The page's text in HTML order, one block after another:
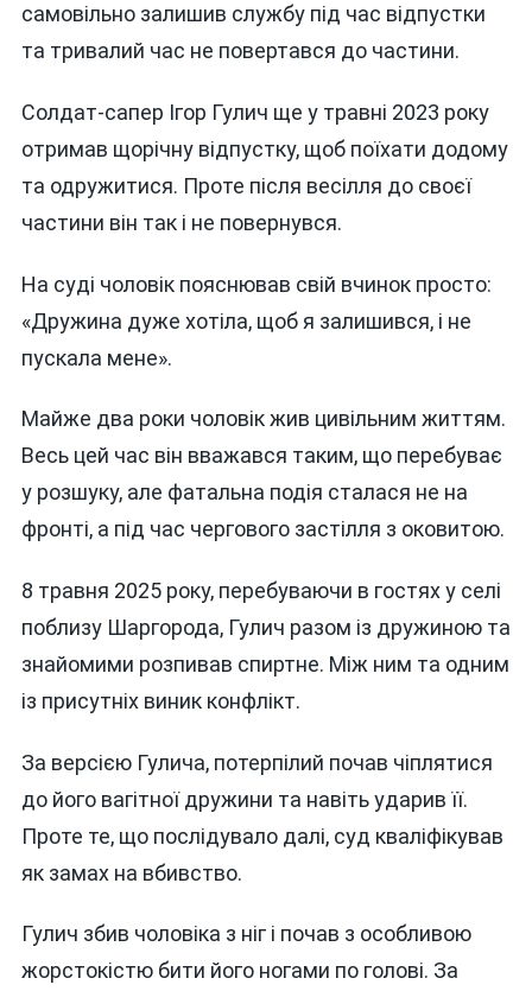
самовільно залишив службу під час відпустки
та тривалий час не повертався до частини.
Солдат-сапер Ігор Гулич ще у травні 2023 року
отримав щорічну відпустку, щоб поїхати додому
та одружитися. Проте після весілля до своєї
частини він так і не повернувся.
На суді чоловік пояснював свій вчинок просто:
«Дружина дуже хотіла, щоб я залишився, і не
пускала мене».
Майже два роки чоловік жив цивільним життям.
Весь цей час він вважався таким, що перебуває
у розшуку, але фатальна подія сталася не на
фронті, а під час чергового застілля з оковитою.
8 травня 2025 року, перебуваючи в гостях у селі
поблизу Шаргорода, Гулич разом із дружиною та
знайомими розпивав спиртне. Між ним та одним
із присутніх виник конфлікт.
За версією Гулича, потерпілий почав чіплятися
до його вагітної дружини та навіть ударив її.
Проте те, що послідувало далі, суд кваліфікував
як замах на вбивство.
Гулич збив чоловіка з ніг і почав з особливою
жорстокістю бити його ногами по голові. За